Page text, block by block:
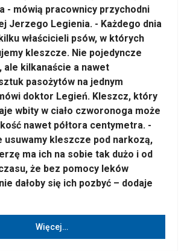
- mówią pracownicy przychodni
Jerzego Legienia. - Każdego dnia
właścicieli psów, w których
kleszcze. Nie pojedyncze
ale kilkanaście a nawet
pasożytów na jednym
doktor Legień. Kleszcz, który
wbity w ciało czworonoga może
nawet półtora centymetra. -
usuwamy kleszcze pod narkozą,
ma ich na sobie tak dużo i od
że bez pomocy leków
dałoby się ich pozbyć – dodaje
Więcej…